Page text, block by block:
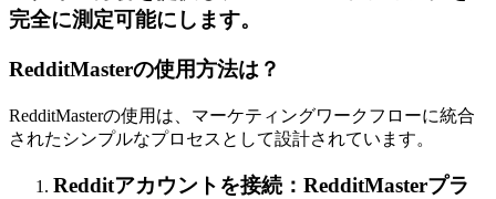
完全に測定可能にします。
RedditMasterの使用方法は？
RedditMasterの使用は、マーケティングワークフローに統合
されたシンプルなプロセスとして設計されています。
Redditアカウントを接続：RedditMasterプラ